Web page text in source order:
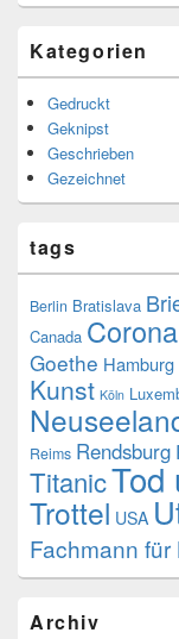
Kategorien
Gedruckt
Geknipst
Geschrieben
Gezeichnet
tags
Berlin Bratislava
Canada Corona
Goethe Hamburg
Kunst Köln
Reims Rendsburg
TitanicTod
Trottel USA
Fachmann für
Archiv